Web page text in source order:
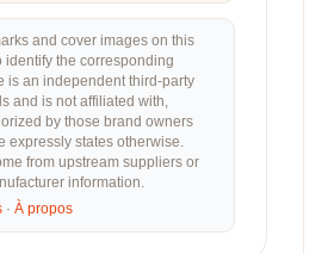
and cover images on this
identify the corresponding
is an independent third-party
and is not affiliated with,
by those brand owners
expressly states otherwise.
from upstream suppliers or
information.
· À propos